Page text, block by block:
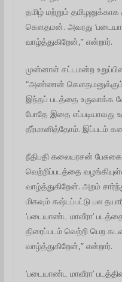
தமிழ் மற்றும்
கெளதமன். அவரது
வாழ்த்துகிறேன்,” என்றார்.
முன்னாள் சட்டமன்ற
“அண்ணன் கெளதமனுக்கும்
இந்தப் படத்தை உருவாக்க
போதே இதை எப்படியாவது
தீர்மானித்தோம். இப்படம்
நீதிபதி கலையரசன்
வெற்றிப்படத்தை
வாழ்த்துகிறேன். அறம்
மிகவும் கஷ்டப்பட்டு பல
‘படையாண்ட மாவீரா’
திரைப்படம் வெற்றி பெற
வாழ்த்துகிறேன்,” என்றார்.
‘படையாண்ட மாவீரா’